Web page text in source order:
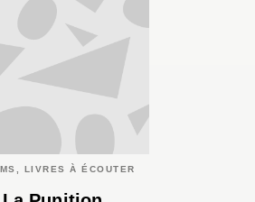
LIVRES À ÉCOUTER